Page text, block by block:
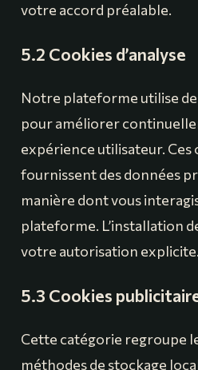
votre accord préalable.
5.2 Cookies d’analyse
Notre plateforme utilise
pour améliorer
expérience utilisateur. Ces
fournissent des données
manière dont vous
plateforme. L’installation
votre autorisation explicite.
5.3 Cookies
Cette catégorie regroupe
méthodes de stockage